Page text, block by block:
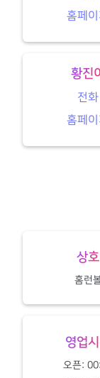
홈페이
황진이
전화
홈페이
상호
홈런
영업
오픈: